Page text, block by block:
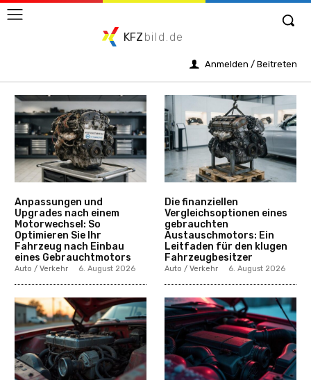
KFZ bild.de
Anmelden / Beitreten
Anpassungen und
Upgrades nach einem
Motorwechsel: So
Optimieren Sie Ihr
Fahrzeug nach Einbau
eines Gebrauchtmotors
Auto / Verkehr 6. August 2026
Die finanziellen
Vergleichsoptionen eines
gebrauchten
Austauschmotors: Ein
Leitfaden für den klugen
Fahrzeugbesitzer
Auto / Verkehr 6. August 2026